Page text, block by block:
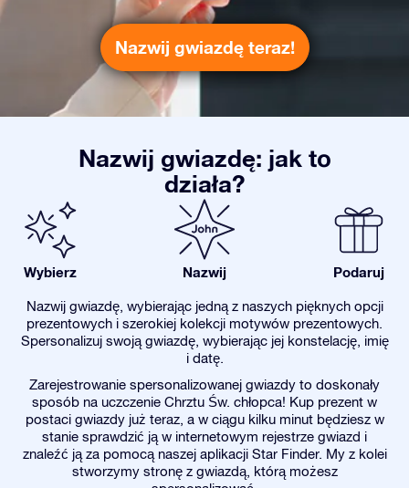
Nazwij gwiazdę teraz!
Nazwij gwiazdę: jak to
działa?
Wybierz Nazwij Podaruj
Nazwij gwiazdę, wybierając jedną z naszych pięknych opcji
prezentowych i szerokiej kolekcji motywów prezentowych.
Spersonalizuj swoją gwiazdę, wybierając jej konstelację, imię
i datę.
Zarejestrowanie spersonalizowanej gwiazdy to doskonały
sposób na uczczenie Chrztu Św. chłopca! Kup prezent w
postaci gwiazdy już teraz, a w ciągu kilku minut będziesz w
stanie sprawdzić ją w internetowym rejestrze gwiazd i
znaleźć ją za pomocą naszej aplikacji Star Finder. My z kolei
stworzymy stronę z gwiazdą, którą możesz